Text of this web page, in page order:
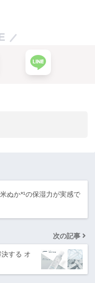
ぬか*¹の保湿力が実感で
次の記事
する オ